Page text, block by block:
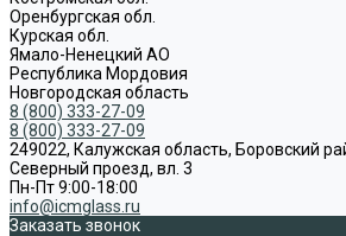
Оренбургская обл.
Курская обл.
Ямало-Ненецкий АО
Республика Мордовия
Новгородская область
8 (800) 333-27-09
8 (800) 333-27-09
249022, Калужская область, Боровский
Северный проезд, вл. 3
Пн-Пт 9:00-18:00
info@icmglass.ru
Заказать звонок